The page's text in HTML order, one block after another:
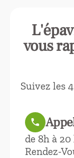
vous
Suivez les
call
de 8h à
Rendez-